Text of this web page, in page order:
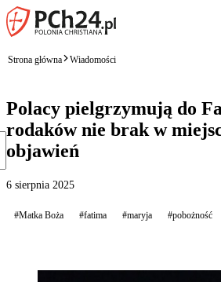
Strona główna Wiadomości
Polacy pielgrzymują do
rodaków nie brak w
objawień
6 sierpnia 2025
#Matka Boża #fatima #maryja #pobożność